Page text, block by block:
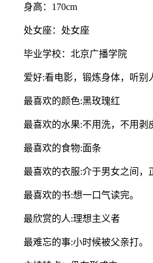
身高：170cm
处女座：处女座
毕业学校：北京广播学院
爱好:看电影，锻炼身体，听别
最喜欢的颜色:黑玫瑰红
最喜欢的水果:不用洗，不用剥
最喜欢的食物:面条
最喜欢的衣服:介于男女之间，
最喜欢的书:想一口气读完。
最欣赏的人:理想主义者
最难忘的事:小时候被父亲打。